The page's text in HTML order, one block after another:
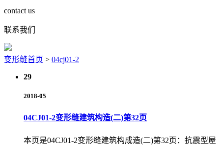
contact us
联系我们
变形缝首页 > 04cj01-2
29
2018-05
04CJ01-2变形缝建筑构造(二)第32页
本页是04CJ01-2变形缝建筑构成造(二)第32页：抗震型屋